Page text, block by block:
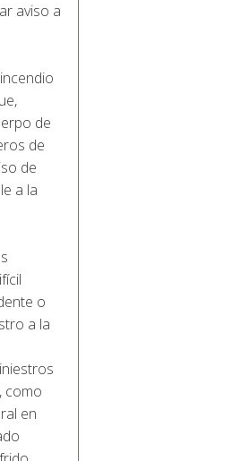
aviso a
de
de
de
a la
o
a la
como
en